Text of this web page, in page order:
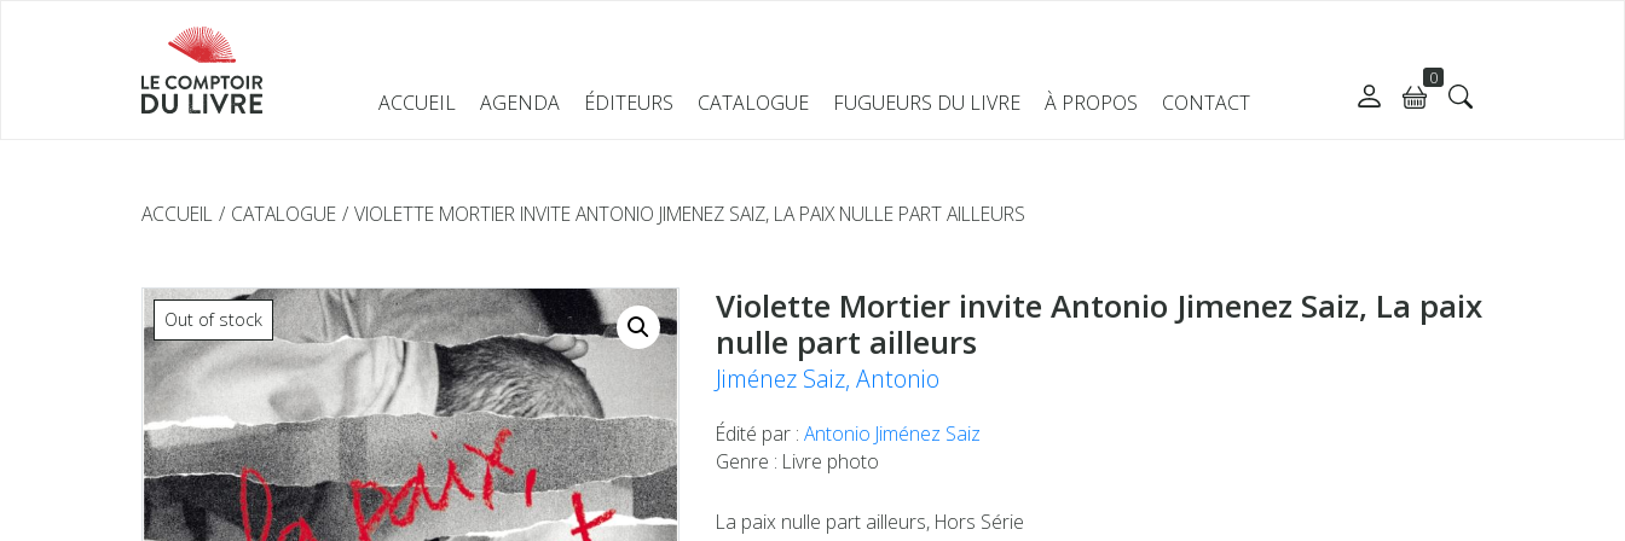
ACCUEIL AGENDA ÉDITEURS CATALOGUE FUGUEURS DU LIVRE À PROPOS CONTACT
0
ACCUEIL CATALOGUE VIOLETTE MORTIER INVITE ANTONIO JIMENEZ SAIZ, LA PAIX NULLE PART AILLEURS
Out of stock
Violette Mortier invite Antonio Jimenez Saiz, La paix
nulle part ailleurs
Jiménez Saiz, Antonio
Édité par : Antonio Jiménez Saiz
Genre : Livre photo
La paix nulle part ailleurs, Hors Série